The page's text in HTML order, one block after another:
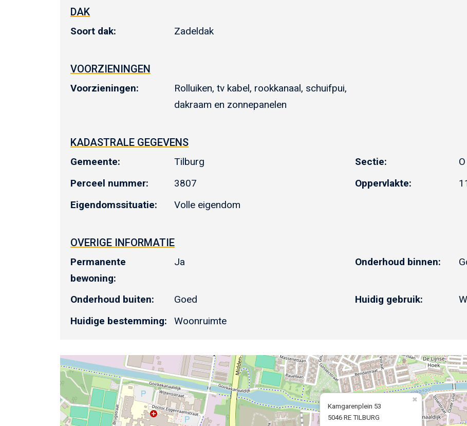
DAK
Soort dak: Zadeldak
VOORZIENINGEN
Voorzieningen:
Rolluiken, tv kabel, rookkanaal, schuifpui,
dakraam en zonnepanelen
KADASTRALE GEGEVENS
Gemeente: Tilburg Sectie:
O
Perceel nummer:
3807 Oppervlakte:
Eigendomssituatie: Volle eigendom
OVERIGE INFORMATIE
Permanente
bewoning:
Ja Onderhoud binnen:
Onderhoud buiten: Goed Huidig gebruik:
Huidige bestemming:
Woonruimte
Kamgarenplein 53
5046 RE TILBURG